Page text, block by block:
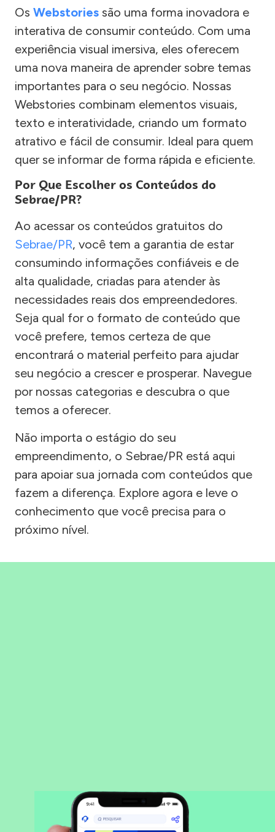
Os Webstories são uma forma inovadora e
interativa de consumir conteúdo. Com uma
experiência visual imersiva, eles oferecem
uma nova maneira de aprender sobre temas
importantes para o seu negócio. Nossas
Webstories combinam elementos visuais,
texto e interatividade, criando um formato
atrativo e fácil de consumir. Ideal para quem
quer se informar de forma rápida e eficiente.
Por Que Escolher os Conteúdos do
Sebrae/PR?
Ao acessar os conteúdos gratuitos do
Sebrae/PR, você tem a garantia de estar
consumindo informações confiáveis e de
alta qualidade, criadas para atender às
necessidades reais dos empreendedores.
Seja qual for o formato de conteúdo que
você prefere, temos certeza de que
encontrará o material perfeito para ajudar
seu negócio a crescer e prosperar. Navegue
por nossas categorias e descubra o que
temos a oferecer.
Não importa o estágio do seu
empreendimento, o Sebrae/PR está aqui
para apoiar sua jornada com conteúdos que
fazem a diferença. Explore agora e leve o
conhecimento que você precisa para o
próximo nível.